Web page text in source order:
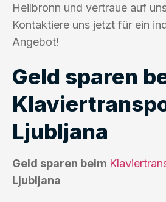
Heilbronn und vertraue auf
Kontaktiere uns jetzt für ein
Angebot!
Geld sparen
Ljubljana
Geld sparen beim
Ljubljana